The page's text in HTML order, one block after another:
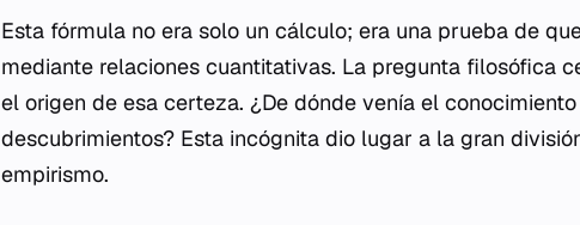
Esta fórmula no era solo un cálculo; era una prueba de
mediante relaciones cuantitativas. La pregunta filosófica
el origen de esa certeza. ¿De dónde venía el
descubrimientos? Esta incógnita dio lugar a la gran
empirismo.